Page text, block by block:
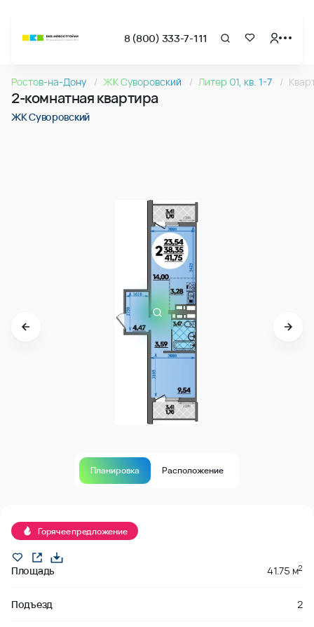
8 (800) 333-7-111
Квартира № 265 в ЖК Суворовский : подъезд 2, этаж 16,
2-комнатная квартира 41.75м2 в ЖК Суворовский, №265
2-комнатная квартира 41.75м2 в ЖК Суворовский, №265
Ростов-на-Дону ЖК Суворовский Литер 01, кв. 1-7
2-комнатная квартира
ЖК Суворовский
Планировка Расположение
Горячее предложение
Площадь 41.75 м2
Подъезд 2